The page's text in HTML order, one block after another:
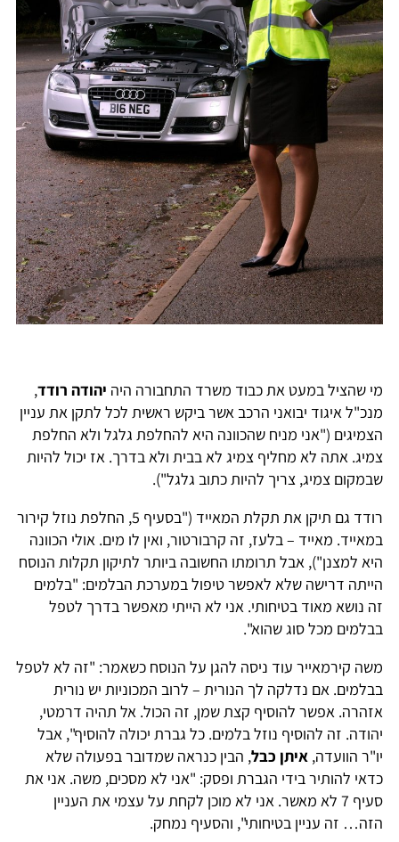
מי שהציל במעט את כבוד משרד התחבורה היה יהודה רודד,
מנכ"ל איגוד יבואני הרכב אשר ביקש ראשית לכל לתקן את עניין
הצמיגים ("אני מניח שהכוונה היא להחלפת גלגל ולא החלפת
צמיג. אתה לא מחליף צמיג לא בבית ולא בדרך. אז יכול להיות
שבמקום צמיג, צריך להיות כתוב גלגל").
רודד גם תיקן את תקלת המאייד ("בסעיף 5, החלפת נוזל קירור
במאייד. מאייד – בלעז, זה קרבורטור, ואין לו מים. אולי הכוונה
היא למצנן"), אבל תרומתו החשובה ביותר לתיקון תקלות הנוסח
הייתה דרישה שלא לאפשר טיפול במערכת הבלמים: "בלמים
זה נושא מאוד בטיחותי. אני לא הייתי מאפשר בדרך לטפל
בבלמים מכל סוג שהוא".
משה קירמאייר עוד ניסה להגן על הנוסח כשאמר: "זה לא לטפל
בבלמים. אם נדלקה לך הנורית – לרוב המכוניות יש נורית
אזהרה. אפשר להוסיף קצת שמן, זה הכול. אל תהיה דרמטי,
יהודה. זה להוסיף נוזל בלמים. כל גברת יכולה להוסיף", אבל
יו"ר הוועדה, איתן כבל, הבין כנראה שמדובר בפעולה שלא
כדאי להותיר בידי הגברת ופסק: "אני לא מסכים, משה. אני את
סעיף 7 לא מאשר. אני לא מוכן לקחת על עצמי את העניין
הזה… זה עניין בטיחותי", והסעיף נמחק.